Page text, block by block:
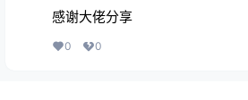
感谢大佬分享
0 0